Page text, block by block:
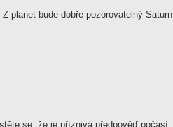
planet bude dobře pozorovatelný Saturn
se, že je příznivá předpověď počasí,